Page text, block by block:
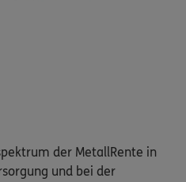
der MetallRente in
und bei der